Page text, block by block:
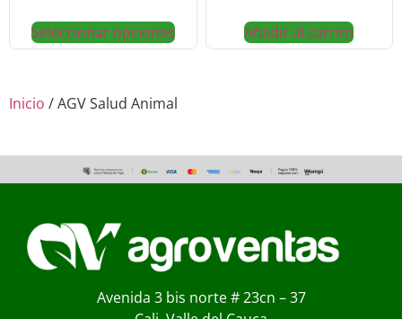
Inicio / AGV Salud Animal
Seleccionar opciones Añadir al carrito
Avenida 3 bis norte # 23cn – 37